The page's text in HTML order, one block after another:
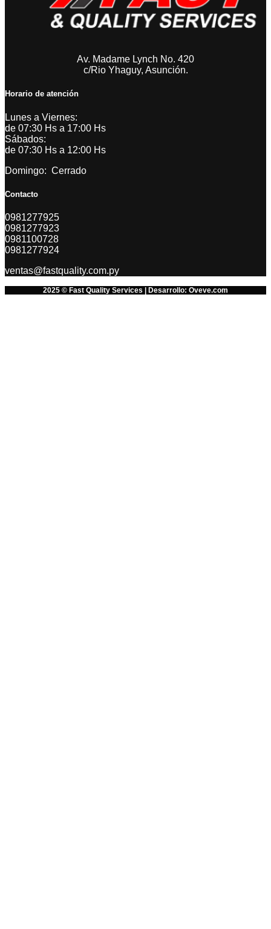
Av. Madame Lynch No. 420
c/Rio Yhaguy, Asunción.
Horario de atención
Lunes a Viernes:
de 07:30 Hs a 17:00 Hs
Sábados:
de 07:30 Hs a 12:00 Hs
Domingo: Cerrado
Contacto
0981277925
0981277923
0981100728
0981277924
ventas@fastquality.com.py
2025 © Fast Quality Services | Desarrollo: Oveve.com